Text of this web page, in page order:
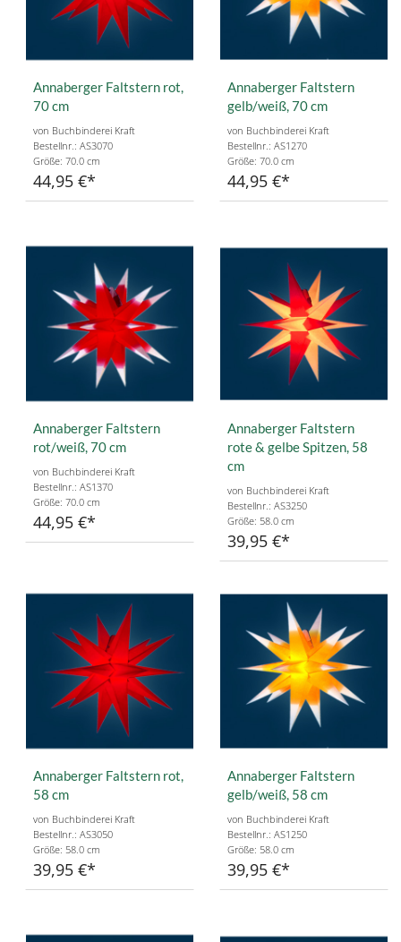
Annaberger Faltstern rot,
70 cm
von Buchbinderei Kraft
Bestellnr.: AS3070
Größe: 70.0 cm
44,95 €
Annaberger Faltstern
gelb/weiß, 70 cm
von Buchbinderei Kraft
Bestellnr.: AS1270
Größe: 70.0 cm
44,95 €
Annaberger Faltstern
rot/weiß, 70 cm
von Buchbinderei Kraft
Bestellnr.: AS1370
Größe: 70.0 cm
44,95 €
Annaberger Faltstern
rote & gelbe Spitzen, 58
cm
von Buchbinderei Kraft
Bestellnr.: AS3250
Größe: 58.0 cm
39,95 €
Annaberger Faltstern rot,
58 cm
von Buchbinderei Kraft
Bestellnr.: AS3050
Größe: 58.0 cm
39,95 €
Annaberger Faltstern
gelb/weiß, 58 cm
von Buchbinderei Kraft
Bestellnr.: AS1250
Größe: 58.0 cm
39,95 €